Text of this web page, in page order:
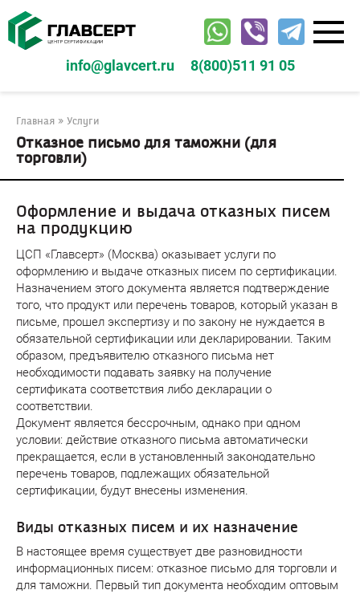
Перейти
контенту
info@glavcert.ru 8(800)511 91 05
Главная » Услуги
Отказное письмо для таможни (для
торговли)
Оформление и выдача отказных писем
на продукцию
ЦСП «Главсерт» (Москва) оказывает услуги по
оформлению и выдаче отказных писем по сертификации.
Назначением этого документа является подтверждение
того, что продукт или перечень товаров, который указан в
письме, прошел экспертизу и по закону не нуждается в
обязательной сертификации или декларировании. Таким
образом, предъявителю отказного письма нет
необходимости подавать заявку на получение
сертификата соответствия либо декларации о
соответствии.
Документ является бессрочным, однако при одном
условии: действие отказного письма автоматически
прекращается, если в установленный законодательно
перечень товаров, подлежащих обязательной
сертификации, будут внесены изменения.
Виды отказных писем и их назначение
В настоящее время существует две разновидности
информационных писем: отказное письмо для торговли и
для таможни. Первый тип документа необходим оптовым